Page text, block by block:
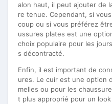
alon haut, il peut ajouter de
re tenue. Cependant, si
coup ou si vous préférez
ussures plates est une
choix populaire pour les
s décontracté.
Enfin, il est important de
ures. Le cuir est une option
melles ou pour les
t plus approprié pour un